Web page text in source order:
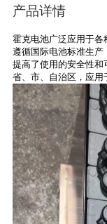
产品详情
霍克电池广泛应用于
遵循国际电池标准生
提高了使用的安全性
省、市、自治区，应用